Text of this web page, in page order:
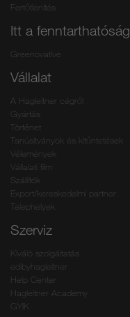
Fertőtlenítés
Itt a fenntarthatóság
Greenovative
Vállalat
A Hagleitner cégről
Gyártás
Történet
Tanúsítványok és kitűntetések
Vélemények
Vállalati film
Szállítók
Export/kereskedelmi partner
Telephelyek
Szerviz
Kiváló szolgáltatás
edibyhagleitner
Help Center
Hagleitner Academy
GYIK